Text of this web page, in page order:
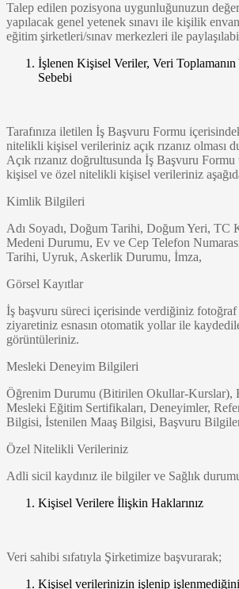
Talep edilen pozisyona uygunluğunuzun
yapılacak genel yetenek sınavı ile kişilik
eğitim şirketleri/sınav merkezleri ile
İşlenen Kişisel Veriler, Veri
Sebebi
Tarafınıza iletilen İş Başvuru Formu
nitelikli kişisel verileriniz açık rızanız olması
Açık rızanız doğrultusunda İş Başvuru
kişisel ve özel nitelikli kişisel verileriniz
Kimlik Bilgileri
Adı Soyadı, Doğum Tarihi, Doğum Yeri,
Medeni Durumu, Ev ve Cep Telefon
Tarihi, Uyruk, Askerlik Durumu, İmza,
Görsel Kayıtlar
İş başvuru süreci içerisinde verdiğiniz
ziyaretiniz esnasın otomatik yollar ile
görüntüleriniz.
Mesleki Deneyim Bilgileri
Öğrenim Durumu (Bitirilen Okullar-Kurslar),
Mesleki Eğitim Sertifikaları, Deneyimler,
Bilgisi, İstenilen Maaş Bilgisi, Başvuru
Özel Nitelikli Verileriniz
Adli sicil kaydınız ile bilgiler ve Sağlık
Kişisel Verilere İlişkin Haklarınız
Veri sahibi sıfatıyla Şirketimize başvurarak;
Kişisel verilerinizin işlenip